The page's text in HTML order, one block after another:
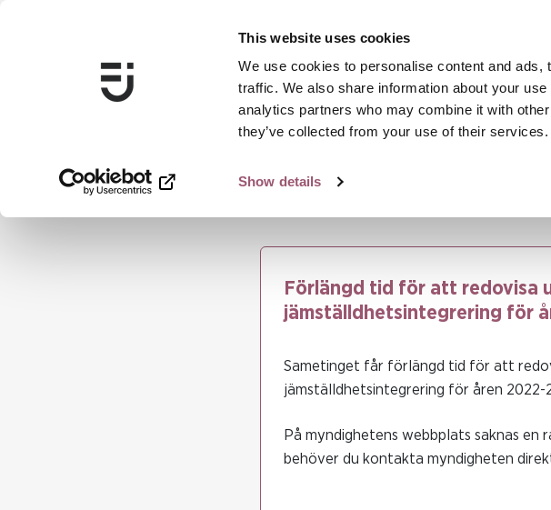
This website uses cookies
We use cookies to personalise content and
traffic. We also share information about your
analytics partners who may combine it with
they’ve collected from your use of their services.
Show details
...
Förlängd tid för att redovisa
jämställdhetsintegrering för
Sametinget får förlängd tid för att
jämställdhetsintegrering för åren 2022-
På myndighetens webbplats saknas
behöver du kontakta myndigheten